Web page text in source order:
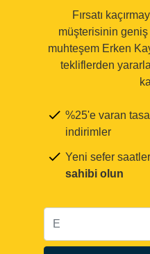
Fırsatı
müşterisinin
muhteşem Erken
tekliflerden
%25'e varan
indirimler
Yeni sefer
sahibi olun